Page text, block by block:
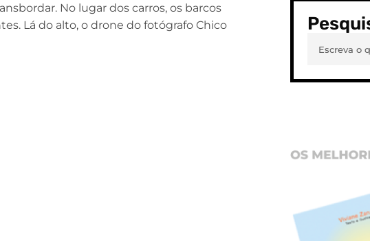
No lugar dos carros, os barcos
Lá do alto, o drone do fotógrafo Chico